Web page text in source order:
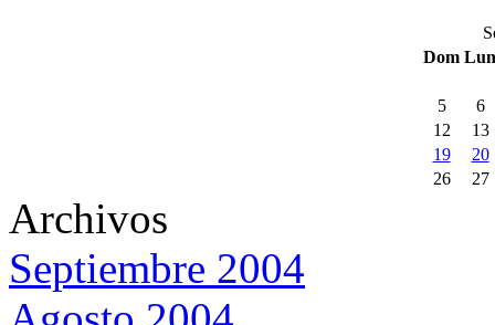
Dom Lun
5
6
12
13
19
20
26
27
Archivos
Septiembre 2004